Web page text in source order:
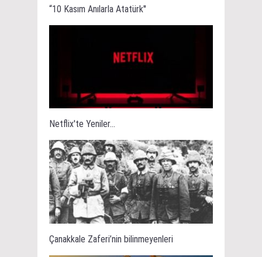
“10 Kasım Anılarla Atatürk''
Netflix'te Yeniler...
Çanakkale Zaferi’nin bilinmeyenleri